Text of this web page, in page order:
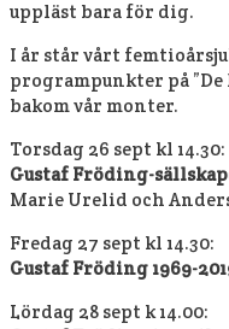
uppläst bara för dig.
I år står vårt
programpunkter på
bakom vår monter.
Torsdag 26 sept kl 14.30:
Gustaf Fröding-
Marie Urelid och
Fredag 27 sept kl 14.30:
Gustaf Fröding 1969-
Lördag 28 sept k 14.00: